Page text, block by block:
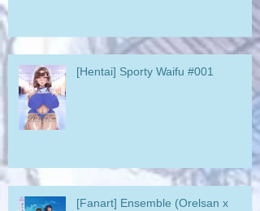
[Hentai] Sporty Waifu #001
[Fanart] Ensemble (Orelsan x